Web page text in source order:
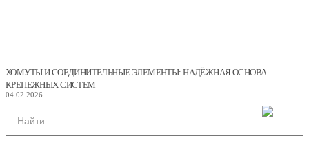
ХОМУТЫ И СОЕДИНИТЕЛЬНЫЕ ЭЛЕМЕНТЫ: НАДЁЖНАЯ ОСНОВА
КРЕПЕЖНЫХ СИСТЕМ
04.02.2026